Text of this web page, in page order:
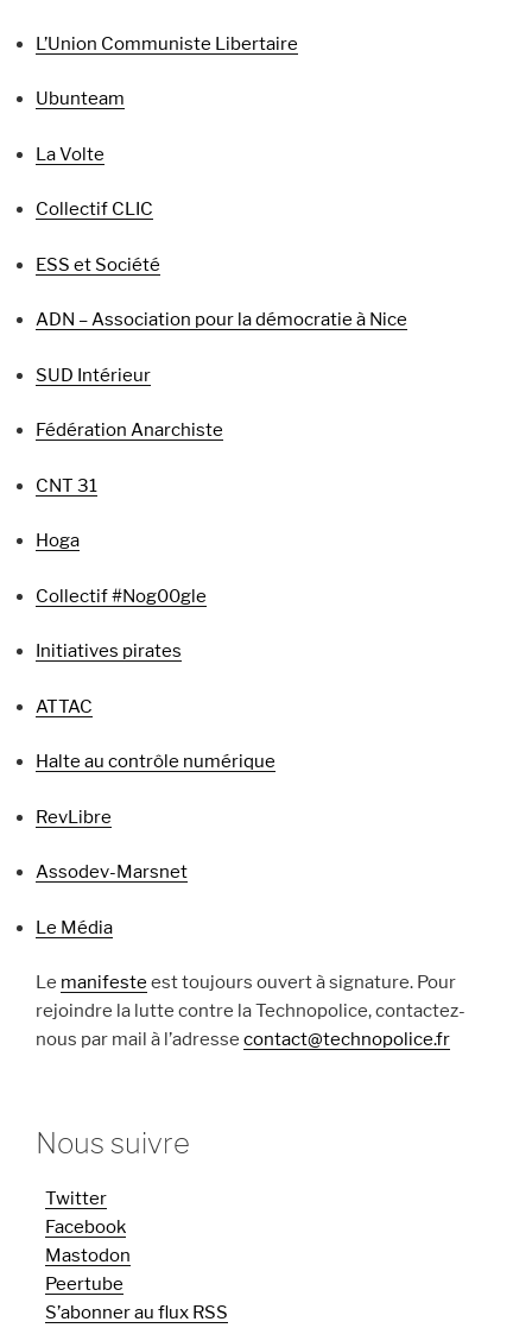
L’Union Communiste Libertaire
Ubunteam
La Volte
Collectif CLIC
ESS et Société
ADN – Association pour la démocratie à Nice
SUD Intérieur
Fédération Anarchiste
CNT 31
Hoga
Collectif #Nog00gle
Initiatives pirates
ATTAC
Halte au contrôle numérique
RevLibre
Assodev-Marsnet
Le Média
Le manifeste est toujours ouvert à signature. Pour
rejoindre la lutte contre la Technopolice, contactez-
nous par mail à l’adresse contact@technopolice.fr
Nous suivre
Twitter
Facebook
Mastodon
Peertube
S’abonner au flux RSS